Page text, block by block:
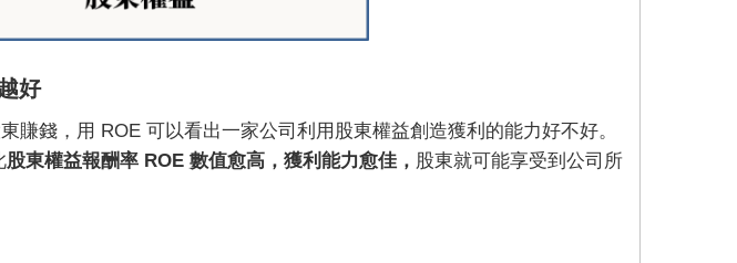
好
賺錢，用 ROE 可以看出一家公司利用股東權益創造獲利的能力好不好。
股東權益報酬率 ROE 數值愈高，獲利能力愈佳， 股東就可能享受到公司所